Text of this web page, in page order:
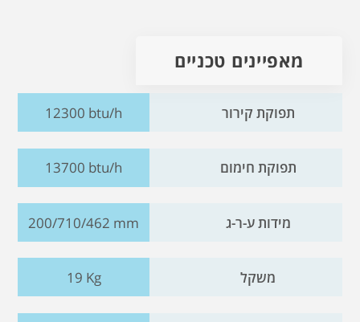
מאפיינים טכניים
תפוקת קירור 12300 btu/h
תפוקת חימום 13700 btu/h
מידות ע-ר-ג 200/710/462 mm
משקל 19 Kg